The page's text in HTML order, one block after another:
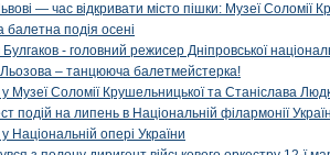
— час відкривати місто пішки: Музеї Соломії
балетна подія осені
- головний режисер Дніпровської
– танцююча балетмейстерка!
Музеї Соломії Крушельницької та Станіслава
подій на липень в Національній філармонії
Національній опері України